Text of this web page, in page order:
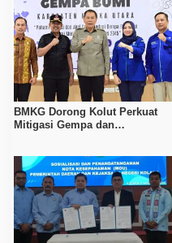
BMKG Dorong Kolut Perkuat
Mitigasi Gempa dan